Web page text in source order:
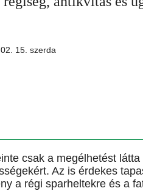
15. szerda
csak a megélhetést
Az is érdekes
a régi sparheltekre és a